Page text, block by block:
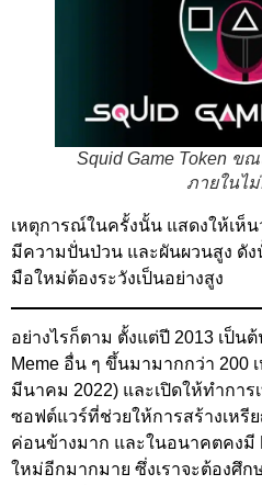
Squid Game Token ข
ภายในไ
เหตุการณ์ในครั้งนั้น แสดงให้เห็น
มีความปั่นป่วน และผันผวนสูง ดั
มือใหม่ต้องระวังเป็นอย่างสูง
อย่างไรก็ตาม ตั้งแต่ปี 2013 เป็น
Meme อื่น ๆ ขึ้นมามากกว่า 200
มีนาคม 2022) และเปิดให้ทำการ
ซอฟต์แวร์ที่ช่วยให้การสร้างเหรี
ค่อนข้างมาก และในอนาคตคงมี
ใหม่อีกมากมาย ซึ่งเราจะต้องศึก